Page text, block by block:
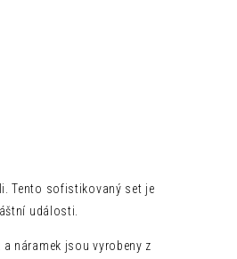
Tento sofistikovaný set je
události.
náramek jsou vyrobeny z